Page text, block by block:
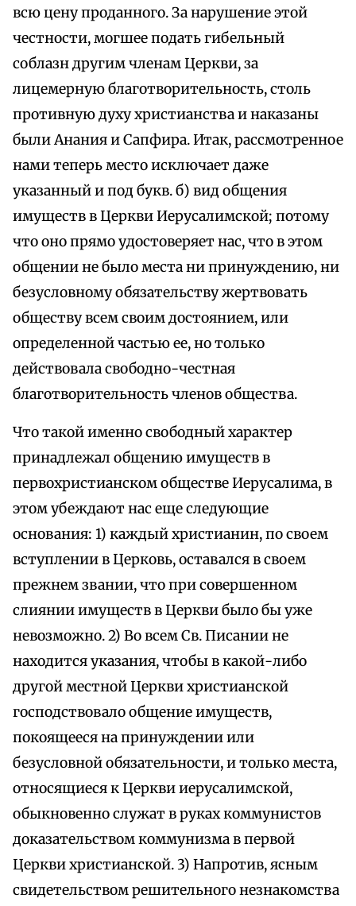
всю цену проданного. За нарушение этой
честности, могшее подать гибельный
соблазн другим членам Церкви, за
лицемерную благотворительность, столь
противную духу христианства и наказаны
были Анания и Сапфира. Итак, рассмотренное
нами теперь место исключает даже
указанный и под букв. б) вид общения
имуществ в Церкви Иерусалимской; потому
что оно прямо удостоверяет нас, что в этом
общении не было места ни принуждению, ни
безусловному обязательству жертвовать
обществу всем своим достоянием, или
определенной частью ее, но только
действовала свободно-честная
благотворительность членов общества.
Что такой именно свободный характер
принадлежал общению имуществ в
первохристианском обществе Иерусалима, в
этом убеждают нас еще следующие
основания: 1) каждый христианин, по своем
вступлении в Церковь, оставался в своем
прежнем звании, что при совершенном
слиянии имуществ в Церкви было бы уже
невозможно. 2) Во всем Св. Писании не
находится указания, чтобы в какой-либо
другой местной Церкви христианской
господствовало общение имуществ,
покоящееся на принуждении или
безусловной обязательности, и только места,
относящиеся к Церкви иерусалимской,
обыкновенно служат в руках коммунистов
доказательством коммунизма в первой
Церкви христианской. 3) Напротив, ясным
свидетельством решительного незнакомства